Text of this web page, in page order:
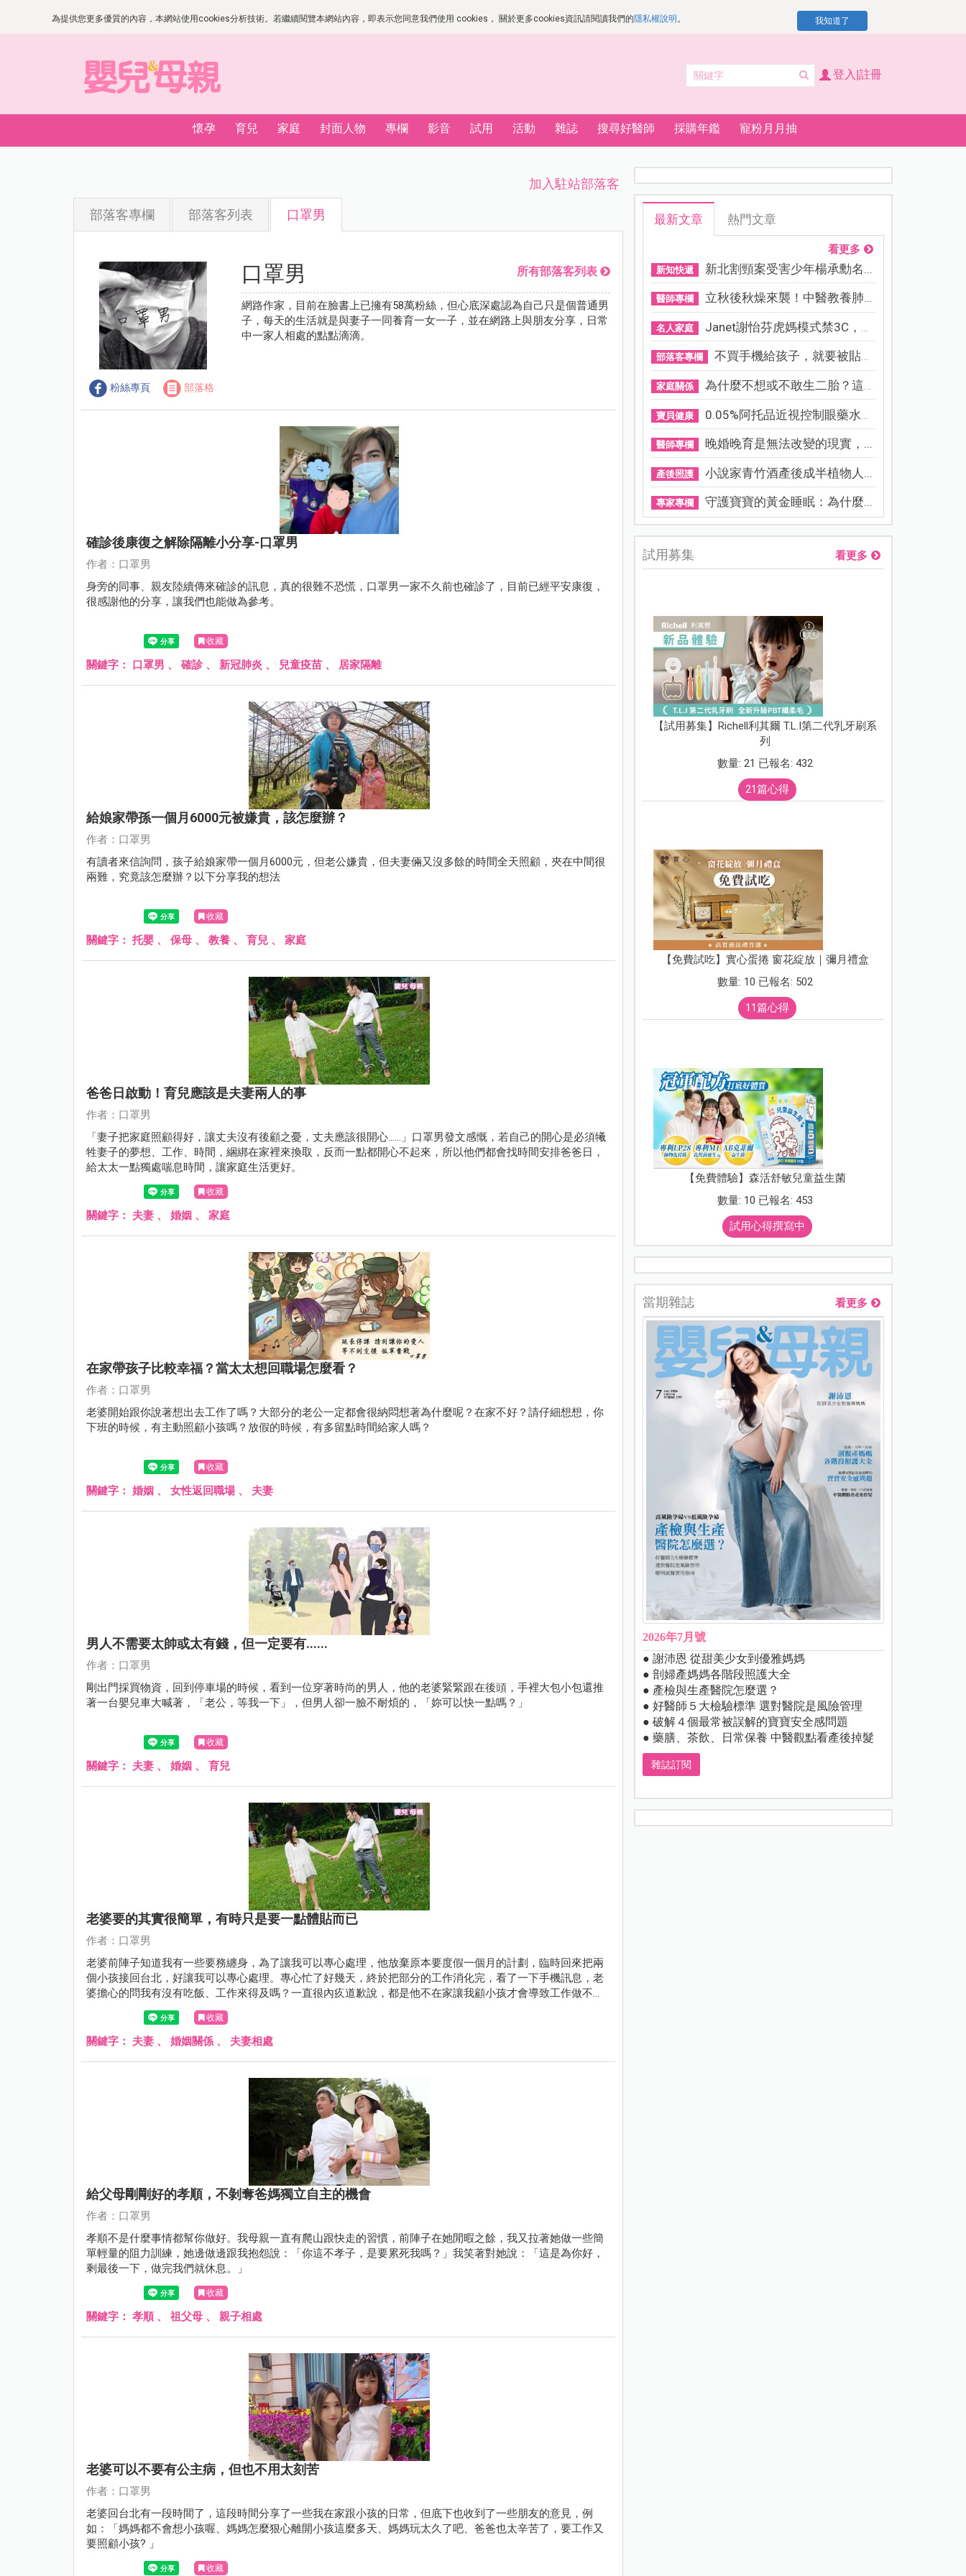
為提供您更多優質的內容，本網站使用cookies分析技術。若繼續閱覽本網站內容，即表示您同意我們使用 cookies， 關於更多cookies資訊請閱讀我們的隱私權說明 。 我知道了
登入|註冊
懷孕 育兒 家庭 封面人物 專欄 影音 試用 活動 雜誌 搜尋好醫師 採購年鑑 寵粉月月抽
加入駐站部落客
部落客專欄 部落客列表 口罩男
粉絲專頁 部落格
口罩男 所有部落客列表
網路作家，目前在臉書上已擁有58萬粉絲，但心底深處認為自己只是個普通男
子，每天的生活就是與妻子一同養育一女一子，並在網路上與朋友分享，日常
中一家人相處的點點滴滴。
確診後康復之解除隔離小分享-口罩男
作者：口罩男
身旁的同事、親友陸續傳來確診的訊息，真的很難不恐慌，口罩男一家不久前也確診了，目前已經平安康復，
很感謝他的分享，讓我們也能做為參考。
收藏
關鍵字： 口罩男 、 確診 、 新冠肺炎 、 兒童疫苗 、 居家隔離
給娘家帶孫一個月6000元被嫌貴，該怎麼辦？
作者：口罩男
有讀者來信詢問，孩子給娘家帶一個月6000元，但老公嫌貴，但夫妻倆又沒多餘的時間全天照顧，夾在中間很
兩難，究竟該怎麼辦？以下分享我的想法
收藏
關鍵字： 托嬰 、 保母 、 教養 、 育兒 、 家庭
爸爸日啟動！育兒應該是夫妻兩人的事
作者：口罩男
「妻子把家庭照顧得好，讓丈夫沒有後顧之憂，丈夫應該很開心......」口罩男發文感慨，若自己的開心是必須犧
牲妻子的夢想、工作、時間，綑綁在家裡來換取，反而一點都開心不起來，所以他們都會找時間安排爸爸日，
給太太一點獨處喘息時間，讓家庭生活更好。
收藏
關鍵字： 夫妻 、 婚姻 、 家庭
在家帶孩子比較幸福？當太太想回職場怎麼看？
作者：口罩男
老婆開始跟你說著想出去工作了嗎？大部分的老公一定都會很納悶想著為什麼呢？在家不好？請仔細想想，你
下班的時候，有主動照顧小孩嗎？放假的時候，有多留點時間給家人嗎？
收藏
關鍵字： 婚姻 、 女性返回職場 、 夫妻
男人不需要太帥或太有錢，但一定要有......
作者：口罩男
剛出門採買物資，回到停車場的時候，看到一位穿著時尚的男人，他的老婆緊緊跟在後頭，手裡大包小包還推
著一台嬰兒車大喊著，「老公，等我一下」，但男人卻一臉不耐煩的，「妳可以快一點嗎？」
收藏
關鍵字： 夫妻 、 婚姻 、 育兒
老婆要的其實很簡單，有時只是要一點體貼而已
作者：口罩男
老婆前陣子知道我有一些要務纏身，為了讓我可以專心處理，他放棄原本要度假一個月的計劃，臨時回來把兩
個小孩接回台北，好讓我可以專心處理。專心忙了好幾天，終於把部分的工作消化完，看了一下手機訊息，老
婆擔心的問我有沒有吃飯、工作來得及嗎？一直很內疚道歉說，都是他不在家讓我顧小孩才會導致工作做不
完，邊道歉邊跟我說：「老公，你辛苦了。」
收藏
關鍵字： 夫妻 、 婚姻關係 、 夫妻相處
給父母剛剛好的孝順，不剝奪爸媽獨立自主的機會
作者：口罩男
孝順不是什麼事情都幫你做好。我母親一直有爬山跟快走的習慣，前陣子在她閒暇之餘，我又拉著她做一些簡
單輕量的阻力訓練，她邊做邊跟我抱怨說：「你這不孝子，是要累死我嗎？」我笑著對她說：「這是為你好，
剩最後一下，做完我們就休息。」
收藏
關鍵字： 孝順 、 祖父母 、 親子相處
老婆可以不要有公主病，但也不用太刻苦
作者：口罩男
老婆回台北有一段時間了，這段時間分享了一些我在家跟小孩的日常，但底下也收到了一些朋友的意見，例
如：「媽媽都不會想小孩喔、媽媽怎麼狠心離開小孩這麼多天、媽媽玩太久了吧、爸爸也太辛苦了，要工作又
要照顧小孩? 」
收藏
最新文章 熱門文章
看更多
新知快遞 新北割頸案受害少年楊承勳名...
醫師專欄 立秋後秋燥來襲！中醫教養肺...
名人家庭 Janet謝怡芬虎媽模式禁3C，看...
部落客專欄 不買手機給孩子，就要被貼「...
家庭關係 為什麼不想或不敢生二胎？這8...
寶貝健康 0.05%阿托品近視控制眼藥水納...
醫師專欄 晚婚晚育是無法改變的現實，...
產後照護 小說家青竹酒產後成半植物人...
專家專欄 守護寶寶的黃金睡眠：為什麼...
試用募集 看更多
【試用募集】Richell利其爾 T.L.I第二代乳牙刷系
列
數量: 21 已報名: 432
21篇心得
【免費試吃】實心蛋捲 窗花綻放｜彌月禮盒
數量: 10 已報名: 502
11篇心得
【免費體驗】森活舒敏兒童益生菌
數量: 10 已報名: 453
試用心得撰寫中
當期雜誌 看更多
2026年7月號
● 謝沛恩 從甜美少女到優雅媽媽
● 剖婦產媽媽各階段照護大全
● 產檢與生產醫院怎麼選？
● 好醫師５大檢驗標準 選對醫院是風險管理
● 破解４個最常被誤解的寶寶安全感問題
● 藥膳、茶飲、日常保養 中醫觀點看產後掉髮
雜誌訂閱